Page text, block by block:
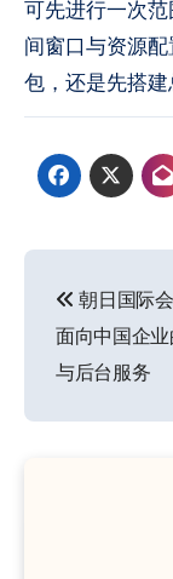
可先进行一次
间窗口与资源
包，还是先搭建
章
导
航
朝日国际
面向中国企
与后台服务